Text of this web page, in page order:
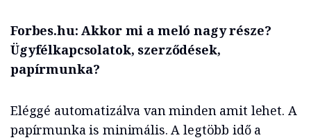
Forbes.hu: Akkor mi a meló nagy része?
Ügyfélkapcsolatok, szerződések,
papírmunka?
Eléggé automatizálva van minden amit lehet. A
papírmunka is minimális. A legtöbb idő a